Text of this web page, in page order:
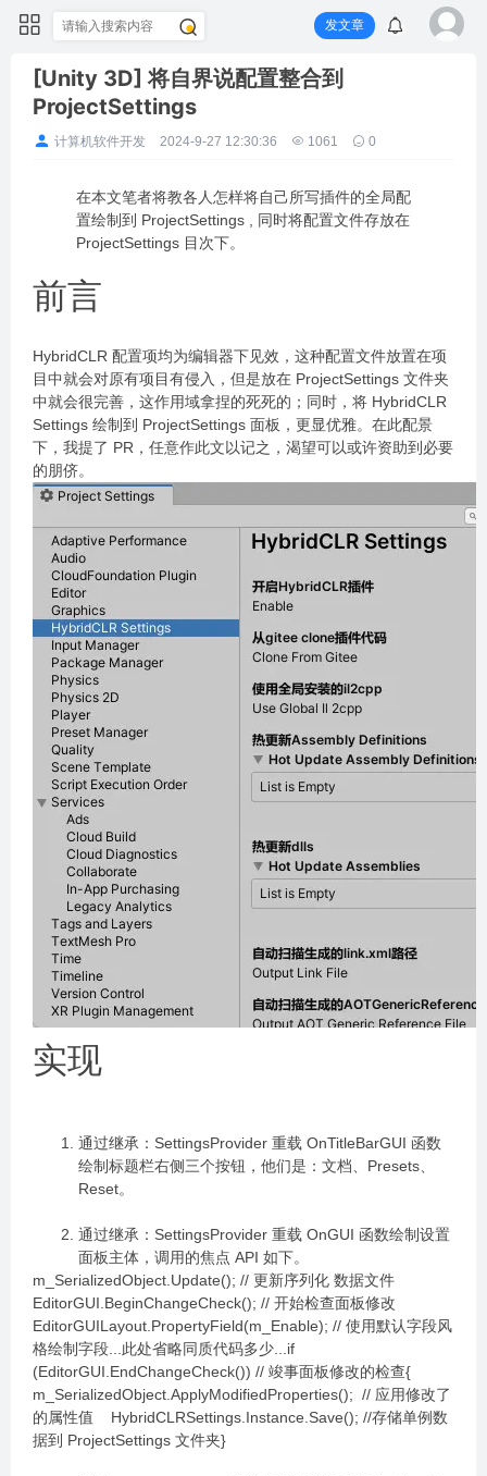
发文章
[Unity 3D] 将自界说配置整合到
ProjectSettings
计算机软件开发 2024-9-27 12:30:36 1061 0
在本文笔者将教各人怎样将自己所写插件的全局配
置绘制到 ProjectSettings , 同时将配置文件存放在
ProjectSettings 目次下。
前言
HybridCLR 配置项均为编辑器下见效，这种配置文件放置在项
目中就会对原有项目有侵入，但是放在 ProjectSettings 文件夹
中就会很完善，这作用域拿捏的死死的；同时，将 HybridCLR
Settings 绘制到 ProjectSettings 面板，更显优雅。在此配景
下，我提了 PR，任意作此文以记之，渴望可以或许资助到必要
的朋侪。
实现
通过继承：SettingsProvider 重载 OnTitleBarGUI 函数
绘制标题栏右侧三个按钮，他们是：文档、Presets、
Reset。
通过继承：SettingsProvider 重载 OnGUI 函数绘制设置
面板主体，调用的焦点 API 如下。
m_SerializedObject.Update(); // 更新序列化 数据文件
EditorGUI.BeginChangeCheck(); // 开始检查面板修改
EditorGUILayout.PropertyField(m_Enable); // 使用默认字段风
格绘制字段...此处省略同质代码多少...if
(EditorGUI.EndChangeCheck()) // 竣事面板修改的检查{
m_SerializedObject.ApplyModifiedProperties(); // 应用修改了
的属性值 HybridCLRSettings.Instance.Save(); //存储单例数
据到 ProjectSettings 文件夹}